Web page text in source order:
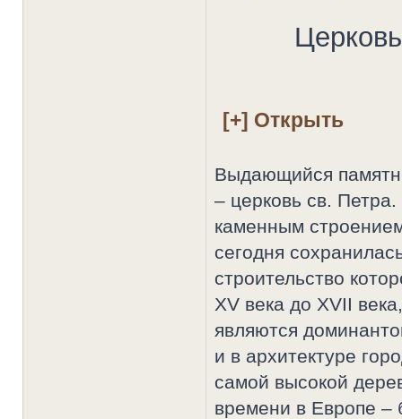
Выдающийся
– церковь св.
каменным
сегодня
строительство
XV века до XVII
являются
и в архитектуре
самой высокой
времени в Европе –